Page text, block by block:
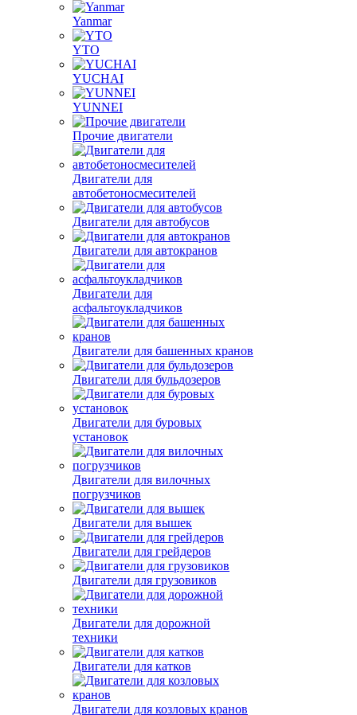
Yanmar
YTO
YUCHAI
YUNNEI
Прочие двигатели
Двигатели для
автобетоносмесителей
Двигатели для автобусов
Двигатели для автокранов
Двигатели для
асфальтоукладчиков
Двигатели для башенных кранов
Двигатели для бульдозеров
Двигатели для буровых
установок
Двигатели для вилочных
погрузчиков
Двигатели для вышек
Двигатели для грейдеров
Двигатели для грузовиков
Двигатели для дорожной
техники
Двигатели для катков
Двигатели для козловых кранов